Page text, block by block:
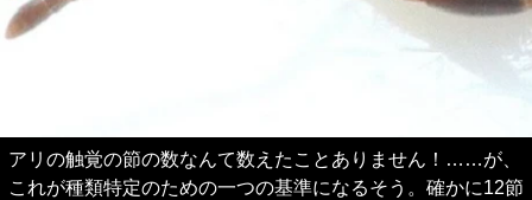
アリの触覚の節の数なんて数えたことありません！……が、
これが種類特定のための一つの基準になるそう。確かに12節